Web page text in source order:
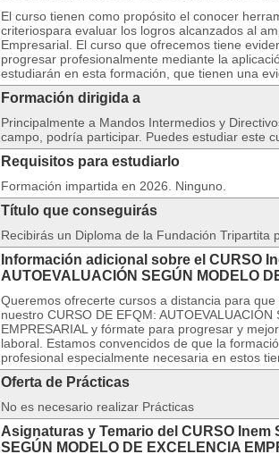
El curso tienen como propósito el conocer
criteriospara evaluar los logros alcanzados al
Empresarial. El curso que ofrecemos tiene
progresar profesionalmente mediante la
estudiarán en esta formación, que tienen una
Formación dirigida a
Principalmente a Mandos Intermedios y
campo, podría participar. Puedes estudiar este
Requisitos para estudiarlo
Formación impartida en 2026. Ninguno.
Título que conseguirás
Recibirás un Diploma de la Fundación Tripartita
Información adicional sobre el CURSO
AUTOEVALUACIÓN SEGÚN MODELO
Queremos ofrecerte cursos a distancia para
nuestro CURSO DE EFQM:
EMPRESARIAL y fórmate para progresar y
laboral. Estamos convencidos de que la
profesional especialmente necesaria en estos
Oferta de Prácticas
No es necesario realizar Prácticas
Asignaturas y Temario del CURSO Inem
SEGÚN MODELO DE EXCELENCIA